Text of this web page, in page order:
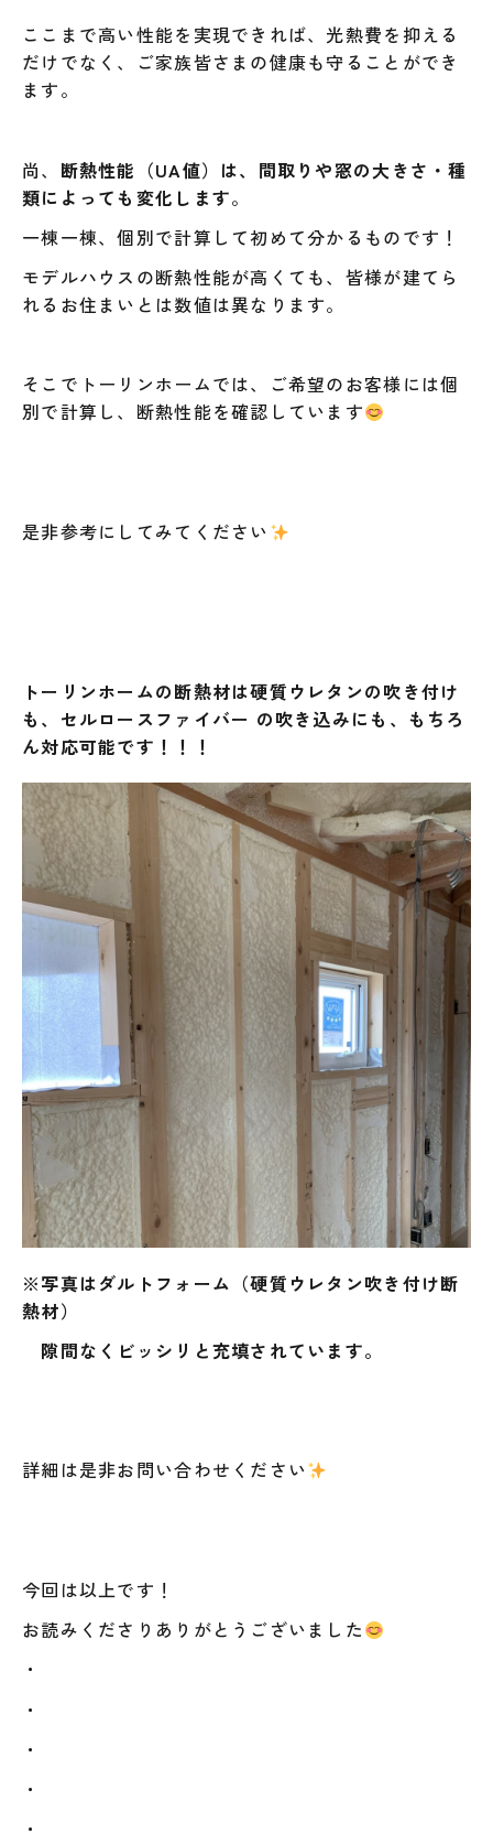
ここまで高い性能を実現できれば、光熱費を抑える
だけでなく、ご家族皆さまの健康も守ることができ
ます。
尚、 断熱性能（UA値）は、間取りや窓の大きさ・種
類によっても変化します。
一棟一棟、個別で計算して初めて分かるものです！
モデルハウスの断熱性能が高くても、皆様が建てら
れるお住まいとは数値は異なります。
そこでトーリンホームでは、ご希望のお客様には個
別で計算し、断熱性能を確認しています
是非参考にしてみてください
トーリンホームの断熱材は硬質ウレタンの吹き付け
も、セルロースファイバー の吹き込みにも、もちろ
ん対応可能です！！！
※写真はダルトフォーム（硬質ウレタン吹き付け断
熱材）
隙間なくビッシリと充填されています。
詳細は是非お問い合わせください
今回は以上です！
お読みくださりありがとうございました
・
・
・
・
・